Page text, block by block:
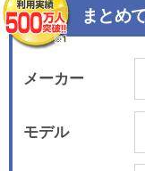
まとめ
メーカー
モデル